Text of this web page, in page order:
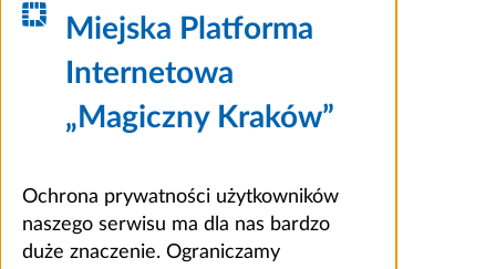
Miejska Platforma
Internetowa
„Magiczny Kraków”
Ochrona prywatności użytkowników
naszego serwisu ma dla nas bardzo
duże znaczenie. Ograniczamy